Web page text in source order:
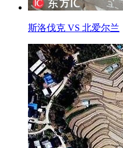
斯洛伐克 VS 北爱尔兰